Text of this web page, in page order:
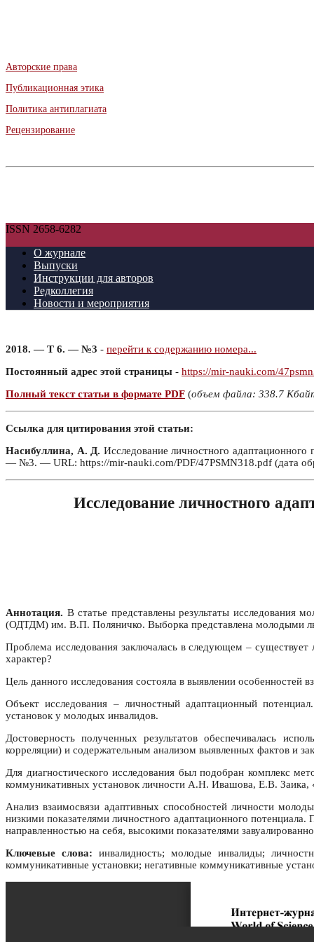
Авторские права
Публикационная этика
Политика антиплагиата
Рецензирование
ISSN 2658-6282
О журнале
Выпуски
Инструкции для авторов
Редколлегия
Новости и мероприятия
2018. — Т 6. — №3 - перейти к содержанию номера...
Постоянный адрес этой страницы - https://mir-nauki.com/
Полный текст статьи в формате PDF (объем файла: 338.7
Ссылка для цитирования этой статьи:
Насибуллина, А. Д. Исследование личностного
— №3. — URL: https://mir-nauki.com/PDF/47PSMN318.pdf (дата
Исследование личностного
Аннотация. В статье представлены результаты исследования
(ОДТДМ) им. В.П. Поляничко. Выборка представлена молодыми
Проблема исследования заключалась в следующем –
характер?
Цель данного исследования состояла в выявлении
Объект исследования – личностный адаптационный
установок у молодых инвалидов.
Достоверность полученных результатов обеспечивалась
корреляции) и содержательным анализом выявленных фактов и
Для диагностического исследования был подобран комплекс
коммуникативных установок личности А.Н. Ивашова, Е.В. Заика,
Анализ взаимосвязи адаптивных способностей личности
низкими показателями личностного адаптационного
направленностью на себя, высокими показателями
Ключевые слова: инвалидность; молодые инвалиды;
коммуникативные установки; негативные коммуникативные